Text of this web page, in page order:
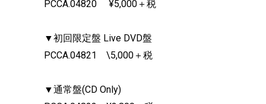
PCCA.04820 ¥5,000＋税
▼初回限定盤 Live DVD盤
PCCA.04821 \5,000＋税
▼通常盤(CD Only)